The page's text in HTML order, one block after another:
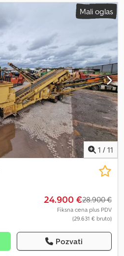
Mali oglas
1 / 11
24.900 €28.900 €
Fiksna cena plus PDV
(29.631 € bruto)
Pozvati